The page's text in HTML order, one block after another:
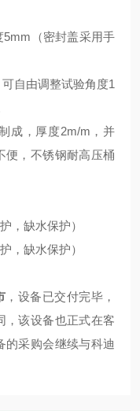
（密封盖采用手
自由调整试验角度1
成，厚度2m/m，并
便，不锈钢耐高压桶
，缺水保护）
，缺水保护）
， 设备已交付完毕，
，该设备也正式在客
的采购会继续与科迪